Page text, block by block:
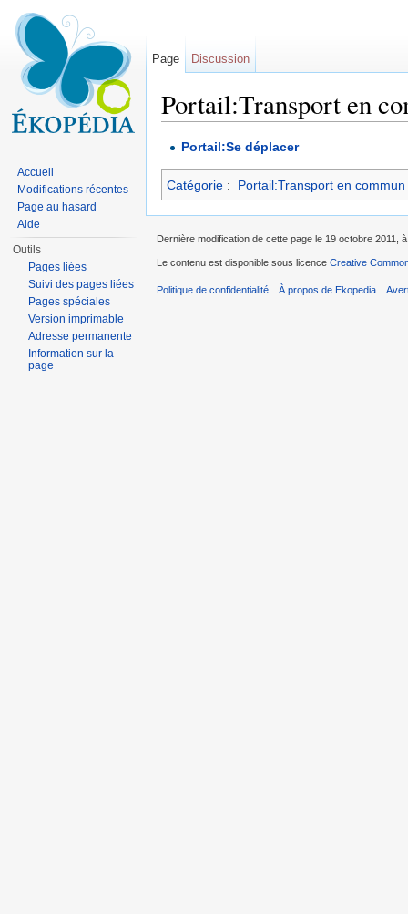
Portail:Transport en
Portail:Se déplacer
Catégorie : Portail:Transport en commun
Page Discussion
Accueil
Modifications récentes
Page au hasard
Aide
Outils
Pages liées
Suivi des pages liées
Pages spéciales
Version imprimable
Adresse permanente
Information sur la
page
Dernière modification de cette page le 19 octobre 2011,
Le contenu est disponible sous licence Creative
Politique de confidentialité À propos de Ekopedia